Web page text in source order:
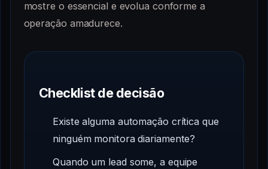
mostre o essencial e evolua conforme a
operação amadurece.
Checklist de decisão
Existe alguma automação crítica que
ninguém monitora diariamente?
Quando um lead some, a equipe